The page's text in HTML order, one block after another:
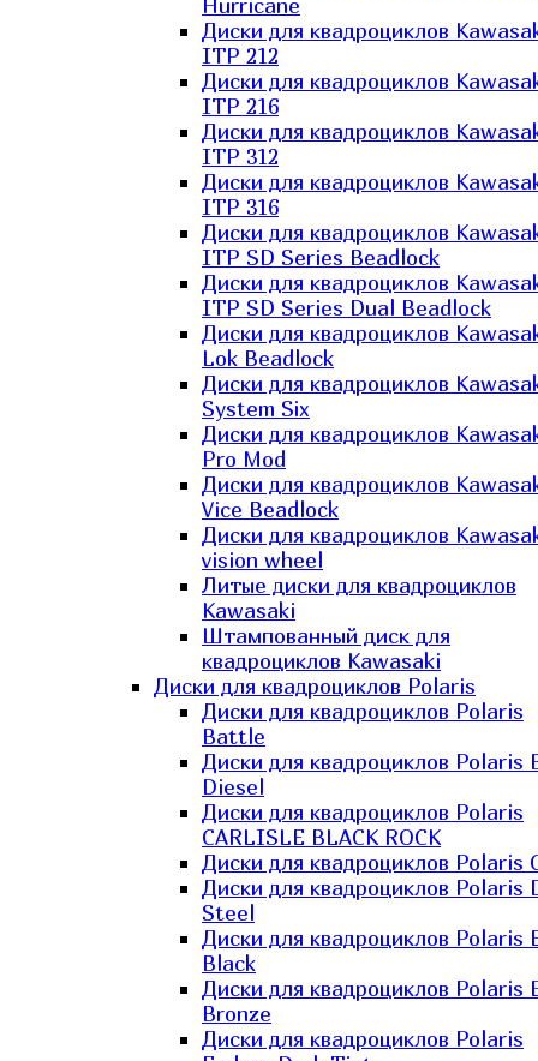
Hurricane
Диски для квадроциклов
ITP 212
Диски для квадроциклов
ITP 216
Диски для квадроциклов
ITP 312
Диски для квадроциклов
ITP 316
Диски для квадроциклов
ITP SD Series Beadlock
Диски для квадроциклов
ITP SD Series Dual Beadlock
Диски для квадроциклов
Lok Beadlock
Диски для квадроциклов
System Six
Диски для квадроциклов
Pro Mod
Диски для квадроциклов
Vice Beadlock
Диски для квадроциклов
vision wheel
Литые диски для квадроциклов
Kawasaki​
Штампованный диск для
квадроциклов Kawasaki​
Диски для квадроциклов Polaris
Диски для квадроциклов Polaris
Battle
Диски для квадроциклов Polaris
Diesel
Диски для квадроциклов Polaris
CARLISLE BLACK ROCK
Диски для квадроциклов Polaris
Диски для квадроциклов Polaris
Steel
Диски для квадроциклов Polaris
Black
Диски для квадроциклов Polaris
Bronze
Диски для квадроциклов Polaris